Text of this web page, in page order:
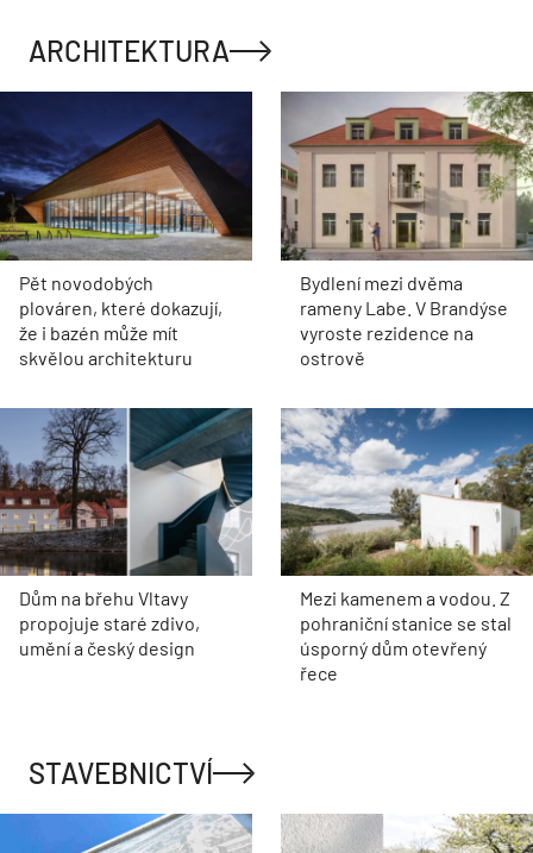
ARCHITEKTURA
Pět novodobých
plováren, které dokazují,
že i bazén může mít
skvělou architekturu
Bydlení mezi dvěma
rameny Labe. V Brandýse
vyroste rezidence na
ostrově
Dům na břehu Vltavy
propojuje staré zdivo,
umění a český design
Mezi kamenem a vodou. Z
pohraniční stanice se stal
úsporný dům otevřený
řece
STAVEBNICTVÍ